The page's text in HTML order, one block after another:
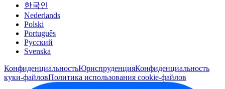
한국인
Nederlands
Polski
Português
Pусский
Svenska
КонфиденциальностьЮриспруденцияКонфиденциальность
куки-файловПолитика использования cookie-файлов